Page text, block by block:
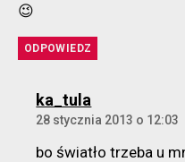
😉
ODPOWIEDZ
ka_tula
28 stycznia 2013 o 12:03
bo światło trzeba u